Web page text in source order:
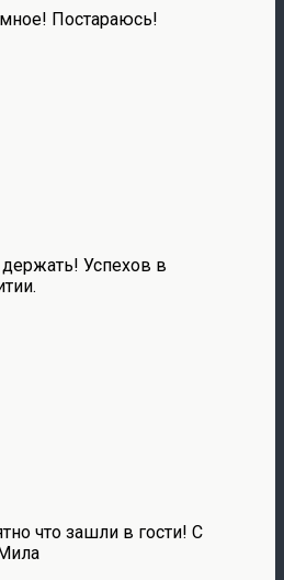
Постараюсь!
Успехов в
что зашли в гости! С